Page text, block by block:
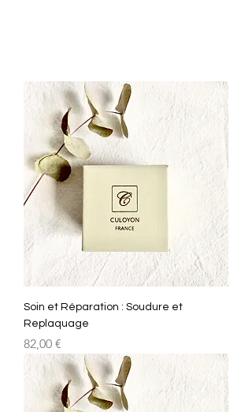
Soin et Réparation : Soudure et
Replaquage
Prix
82,00 €